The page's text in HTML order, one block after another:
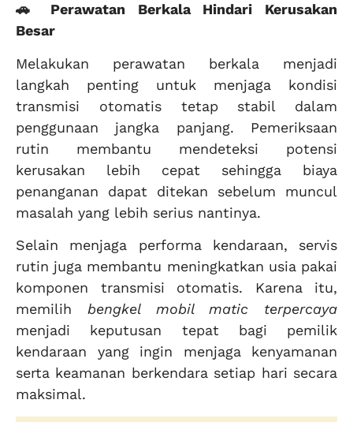
🚗 Perawatan Berkala Hindari Kerusakan
Besar
Melakukan perawatan berkala menjadi
langkah penting untuk menjaga kondisi
transmisi otomatis tetap stabil dalam
penggunaan jangka panjang. Pemeriksaan
rutin membantu mendeteksi potensi
kerusakan lebih cepat sehingga biaya
penanganan dapat ditekan sebelum muncul
masalah yang lebih serius nantinya.
Selain menjaga performa kendaraan, servis
rutin juga membantu meningkatkan usia pakai
komponen transmisi otomatis. Karena itu,
memilih bengkel mobil matic terpercaya
menjadi keputusan tepat bagi pemilik
kendaraan yang ingin menjaga kenyamanan
serta keamanan berkendara setiap hari secara
maksimal.